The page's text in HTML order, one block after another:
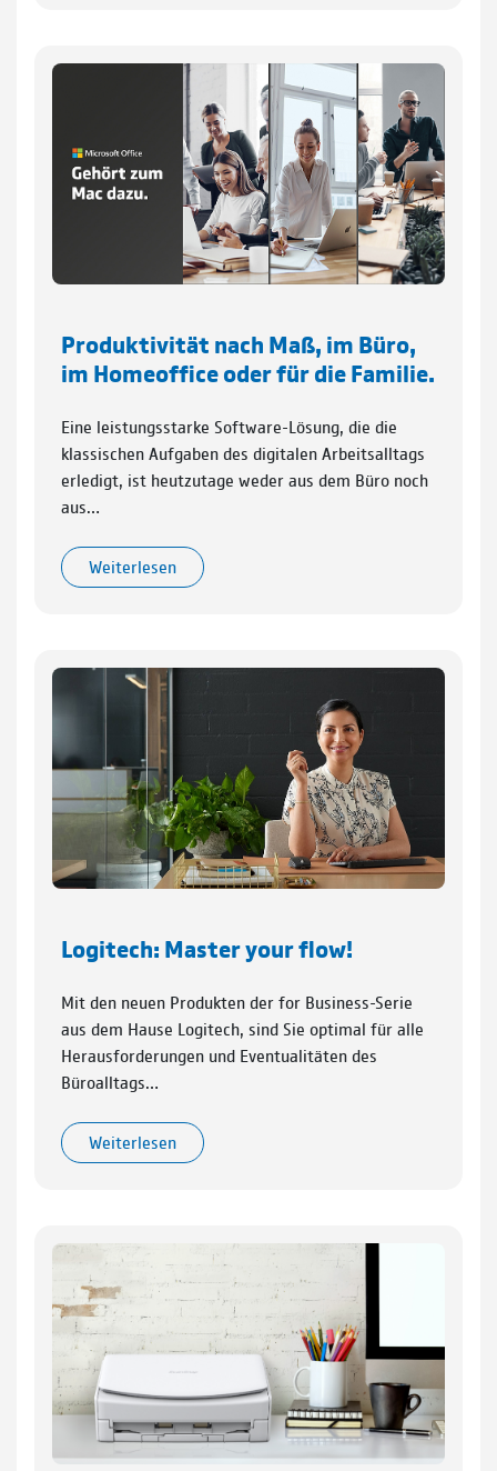
Produktivität nach Maß, im Büro,
im Homeoffice oder für die Familie.
Eine leistungsstarke Software-Lösung, die die
klassischen Aufgaben des digitalen Arbeitsalltags
erledigt, ist heutzutage weder aus dem Büro noch
aus…
Weiterlesen
Logitech: Master your flow!
Mit den neuen Produkten der for Business-Serie
aus dem Hause Logitech, sind Sie optimal für alle
Herausforderungen und Eventualitäten des
Büroalltags…
Weiterlesen